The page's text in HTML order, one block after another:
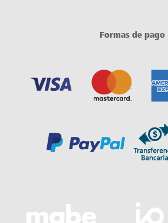
Formas de pago